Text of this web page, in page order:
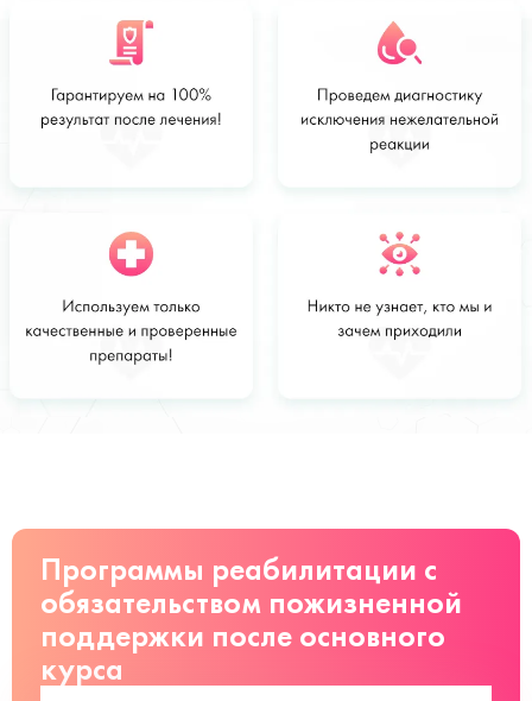
Стоимость
от 3500 руб
Заказать
Программы реабилитации с
обязательством пожизненной
поддержки после основного
курса